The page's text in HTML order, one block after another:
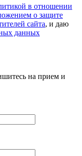
в отношении
о защите
сайта, и даю
данных
на прием и